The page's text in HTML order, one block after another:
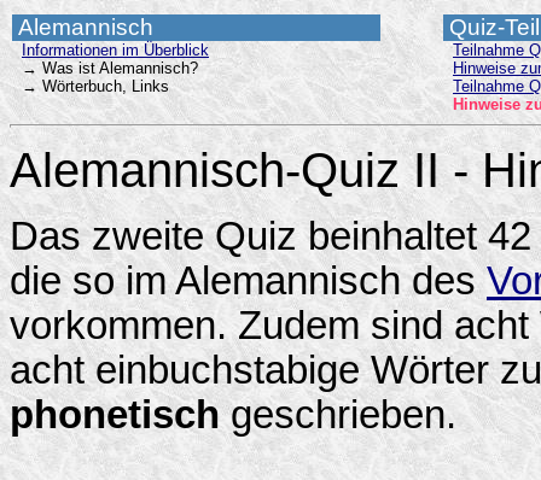
Alemannisch
Informationen im Überblick
→ Was ist Alemannisch?
→ Wörterbuch, Links
Quiz-
Teilnahme
Hinweise
Teilnahme
Hinweise
Alemannisch-Quiz II -
Das zweite Quiz beinhaltet
die so im Alemannisch des
vorkommen. Zudem sind
acht einbuchstabige Wörter
phonetischgeschrieben.